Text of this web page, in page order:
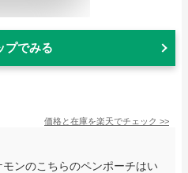
プでみる
価格と在庫を楽天でチェック >>
ンのこちらのペンポーチはい